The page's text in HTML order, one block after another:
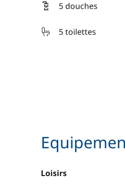
5 douches
5 toilettes
Loisirs